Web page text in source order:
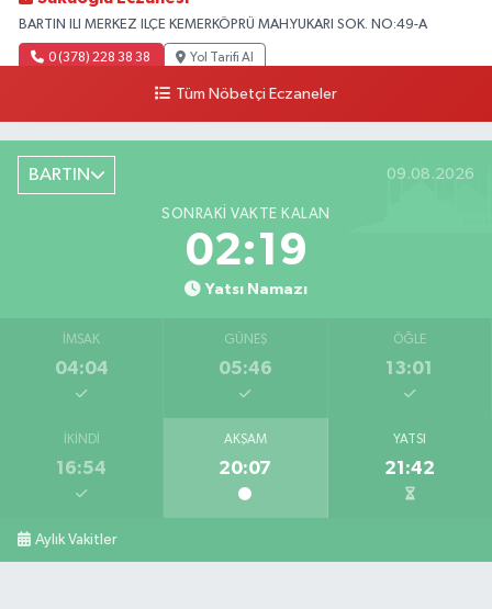
BARTIN ILI MERKEZ ILÇE KEMERKÖPRÜ MAH.YUKARI SOK. NO:49-A
0 (378) 228 38 38 Yol Tarifi Al
Tüm Nöbetçi Eczaneler
BARTIN 09.08.2026
SONRAKI VAKTE KALAN
02:18
Yatsı Namazı
İMSAK
04:04
GÜNEŞ
05:46
ÖĞLE
13:01
İKINDI
16:54
AKŞAM
20:07
YATSI
21:42
Aylık Vakitler